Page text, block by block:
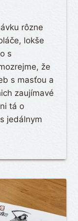
rôzne
lokše
s
že
s masťou a
zaujímavé
tá o
jedálnym